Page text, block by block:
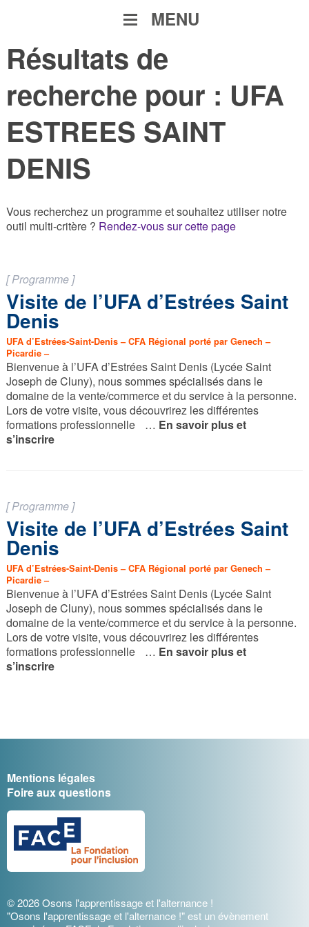
MENU
Résultats de
recherche pour : UFA
ESTREES SAINT
DENIS
Vous recherchez un programme et souhaitez utiliser notre
outil multi-critère ? Rendez-vous sur cette page
[ Programme ]
Visite de l’UFA d’Estrées Saint
Denis
UFA d’Estrées-Saint-Denis – CFA Régional porté par Genech –
Picardie –
Bienvenue à l’UFA d’Estrées Saint Denis (Lycée Saint
Joseph de Cluny), nous sommes spécialisés dans le
domaine de la vente/commerce et du service à la personne.
Lors de votre visite, vous découvrirez les différentes
formations professionnelle
… En savoir plus et
s’inscrire
[ Programme ]
Visite de l’UFA d’Estrées Saint
Denis
UFA d’Estrées-Saint-Denis – CFA Régional porté par Genech –
Picardie –
Bienvenue à l’UFA d’Estrées Saint Denis (Lycée Saint
Joseph de Cluny), nous sommes spécialisés dans le
domaine de la vente/commerce et du service à la personne.
Lors de votre visite, vous découvrirez les différentes
formations professionnelle
… En savoir plus et
s’inscrire
Mentions légales
Foire aux questions
© 2026 Osons l'apprentissage et l'alternance !
"Osons l'apprentissage et l'alternance !" est un évènement